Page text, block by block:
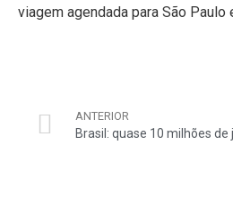
viagem agendada para São
ANTERIOR